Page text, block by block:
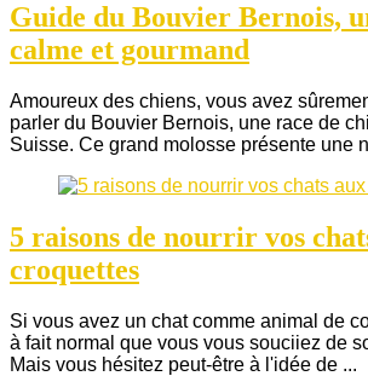
Guide du Bouvier Bernois,
calme et gourmand
Amoureux des chiens, vous avez
parler du Bouvier Bernois, une race de
Suisse. Ce grand molosse présente une
5 raisons de nourrir vos
croquettes
Si vous avez un chat comme animal de
à fait normal que vous vous souciiez de
Mais vous hésitez peut-être à l'idée de ...